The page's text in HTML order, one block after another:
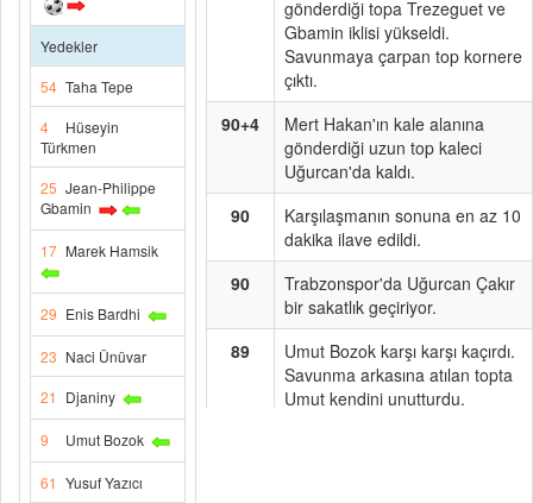
Yedekler
54 Taha Tepe
4
Hüseyin
Türkmen
25 Jean-Philippe
Gbamin
17 Marek Hamsik
29 Enis Bardhi
23 Naci Ünüvar
21 Djaniny
9 Umut Bozok
61 Yusuf Yazıcı
gönderdiği topa Trezeguet ve
Gbamin iklisi yükseldi.
Savunmaya çarpan top kornere
çıktı.
90+4
Mert Hakan'ın kale alanına
gönderdiği uzun top kaleci
Uğurcan'da kaldı.
90
Karşılaşmanın sonuna en az 10
dakika ilave edildi.
90
Trabzonspor'da Uğurcan Çakır
bir sakatlık geçiriyor.
89
Umut Bozok karşı karşı kaçırdı.
Savunma arkasına atılan topta
Umut kendini unutturdu.